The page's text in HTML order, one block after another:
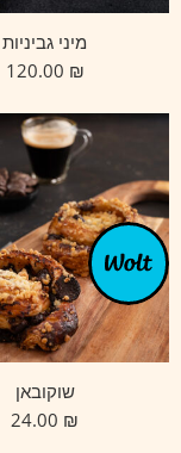
מיני גביניות
₪
שוקובאן
₪